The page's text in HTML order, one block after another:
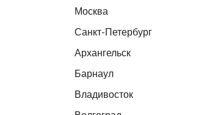
Москва
Санкт-Петербург
Архангельск
Барнаул
Владивосток